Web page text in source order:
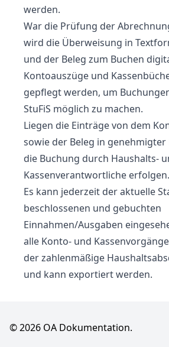
werden.
War die Prüfung der
wird die Überweisung in
und der Beleg zum Buchen
Kontoauszüge und
gepflegt werden, um
StuFiS möglich zu machen.
Liegen die Einträge von dem
sowie der Beleg in genehmigter
die Buchung durch Haushalts-
Kassenverantwortliche erfolgen.
Es kann jederzeit deraktuelle
beschlossenen und gebuchten
Einnahmen/Ausgaben
alle Konto- und
der zahlenmäßige
und kann exportiert werden.
© 2026 OA Dokumentation.